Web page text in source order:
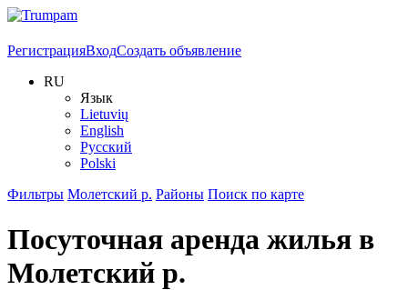
РегистрацияВходСоздать объявление
RU
Язык
Lietuvių
English
Русский
Polski
Фильтры Молетский р. Районы Поиск по карте
Посуточная аренда жилья в
Молетский р.